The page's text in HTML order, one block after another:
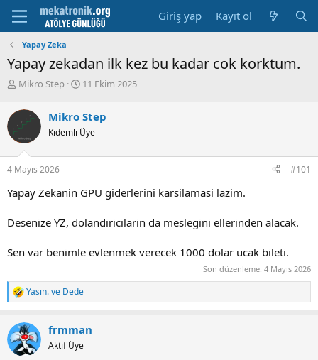
Giriş yap Kayıt ol
Yapay Zeka
Yapay zekadan ilk kez bu kadar cok korktum.
K
n
u
y
u
b
a
l
t
n
Mikro Step
B
l
a
a
r
h
11 Ekim 2025
Mikro Step
Kıdemli Üye
4 Mayıs 2026 #101
Yapay Zekanin GPU giderlerini karsilamasi lazim.
Desenize YZ, dolandiricilarin da meslegini ellerinden alacak.
Sen var benimle evlenmek verecek 1000 dolar ucak bileti.
Son düzenleme: 4 Mayıs 2026
R
e
c
t
i
Yasin.ve Dede
frmman
Aktif Üye